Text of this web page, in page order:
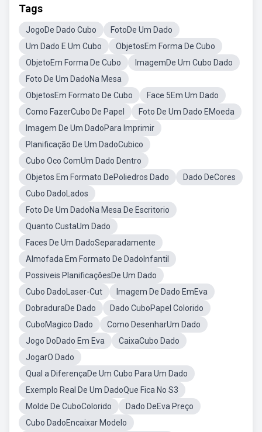
Tags
JogoDe Dado Cubo
FotoDe Um Dado
Um Dado E Um Cubo
ObjetosEm Forma De Cubo
ObjetoEm Forma De Cubo
ImagemDe Um Cubo Dado
Foto De Um DadoNa Mesa
ObjetosEm Formato De Cubo
Face 5Em Um Dado
Como FazerCubo De Papel
Foto De Um Dado EMoeda
Imagem De Um DadoPara Imprimir
Planificação De Um DadoCubico
Cubo Oco ComUm Dado Dentro
Objetos Em Formato DePoliedros Dado
Dado DeCores
Cubo DadoLados
Foto De Um DadoNa Mesa De Escritorio
Quanto CustaUm Dado
Faces De Um DadoSeparadamente
Almofada Em Formato De DadoInfantil
Possiveis PlanificaçõesDe Um Dado
Cubo DadoLaser-Cut
Imagem De Dado EmEva
DobraduraDe Dado
Dado CuboPapel Colorido
CuboMagico Dado
Como DesenharUm Dado
Jogo DoDado Em Eva
CaixaCubo Dado
JogarO Dado
Qual a DiferençaDe Um Cubo Para Um Dado
Exemplo Real De Um DadoQue Fica No S3
Molde De CuboColorido
Dado DeEva Preço
Cubo DadoEncaixar Modelo